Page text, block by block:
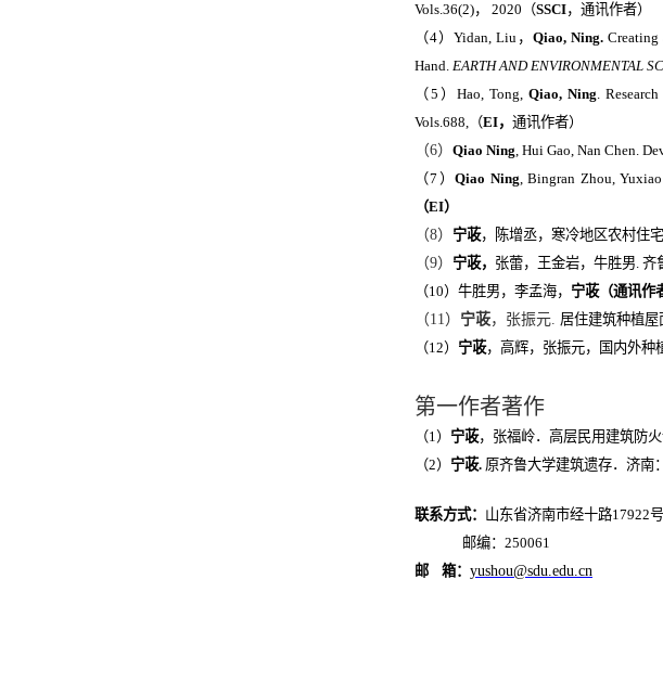
Vols.36(2)， 2020 （SSCI，通讯作者）
（4）Yidan, Liu ，Qiao, Ning.
Hand. EARTH AND ENVIRONMENTAL
（ 5 ） Hao, Tong, Qiao, Ning.
Vols.688, （EI， 通讯作者）
（6） Qiao Ning, Hui Gao, Nan Chen.
（7 ）Qiao Ning, Bingran Zhou,
（EI）
（8） 宁荍，陈增丞，寒冷地区农村住
（9） 宁荍， 张蕾，王金岩，牛胜男. 齐
（10）牛胜男，李孟海， 宁荍（通讯作
（11） 宁荍，张振元. 居住建筑种植
（12） 宁荍，高辉，张振元，国内外种
第一作者著作
（1） 宁荍，张福岭．高层民用建筑防
（2） 宁荍. 原齐鲁大学建筑遗存．济南
联系方式： 山东省济南市经十路17922
邮编： 250061
邮
箱： yushou@sdu.edu.cn